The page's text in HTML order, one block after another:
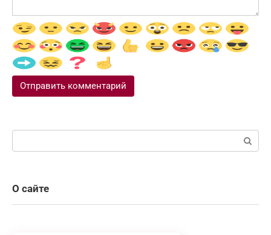
О сайте